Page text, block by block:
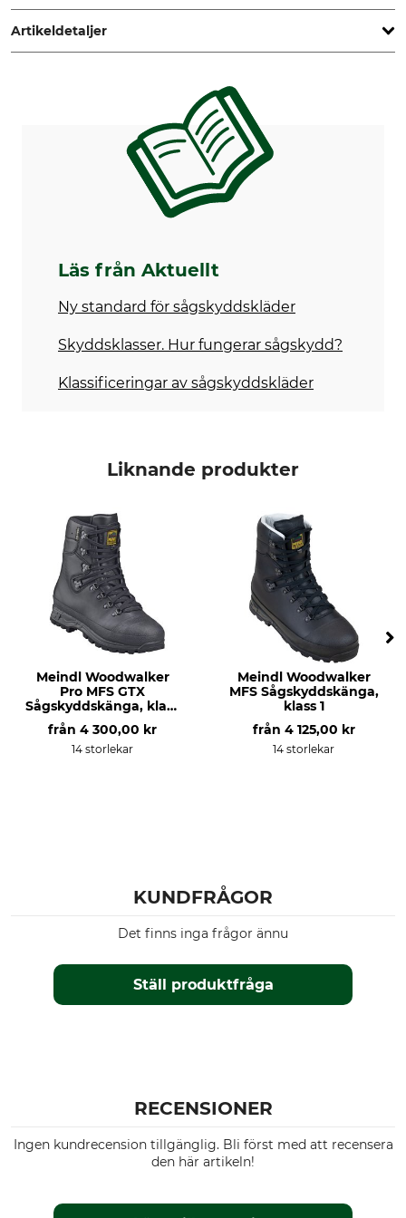
Artikeldetaljer
Stihl
För
Herr
Dam
Läs från Aktuellt
Ny standard för sågskyddskläder
Skyddsklasser. Hur fungerar sågskydd?
Klassificeringar av sågskyddskläder
Liknande produkter
Meindl Woodwalker
Pro MFS GTX
Sågskyddskänga, klass
från 4 300,00 kr
14 storlekar
Meindl Woodwalker
MFS Sågskyddskänga,
klass 1
från 4 125,00 kr
14 storlekar
KUNDFRÅGOR
Ställ produktfråga
Det finns inga frågor ännu
RECENSIONER
Ingen kundrecension tillgänglig. Bli först med att recensera
den här artikeln!